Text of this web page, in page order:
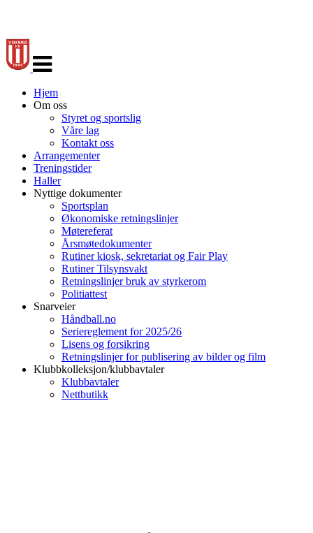
navigasjon
Hjem
Om oss
Styret og sportslig
Våre lag
Kontakt oss
Arrangementer
Treningstider
Haller
Nyttige dokumenter
Sportsplan
Økonomiske retningslinjer
Møtereferat
Årsmøtedokumenter
Rutiner kiosk, sekretariat og Fair Play
Rutiner Tilsynsvakt
Retningslinjer bruk av styrkerom
Politiattest
Snarveier
Håndball.no
Seriereglement for 2025/26
Lisens og forsikring
Retningslinjer for publisering av bilder og film
Klubbkolleksjon/klubbavtaler
Klubbavtaler
Nettbutikk